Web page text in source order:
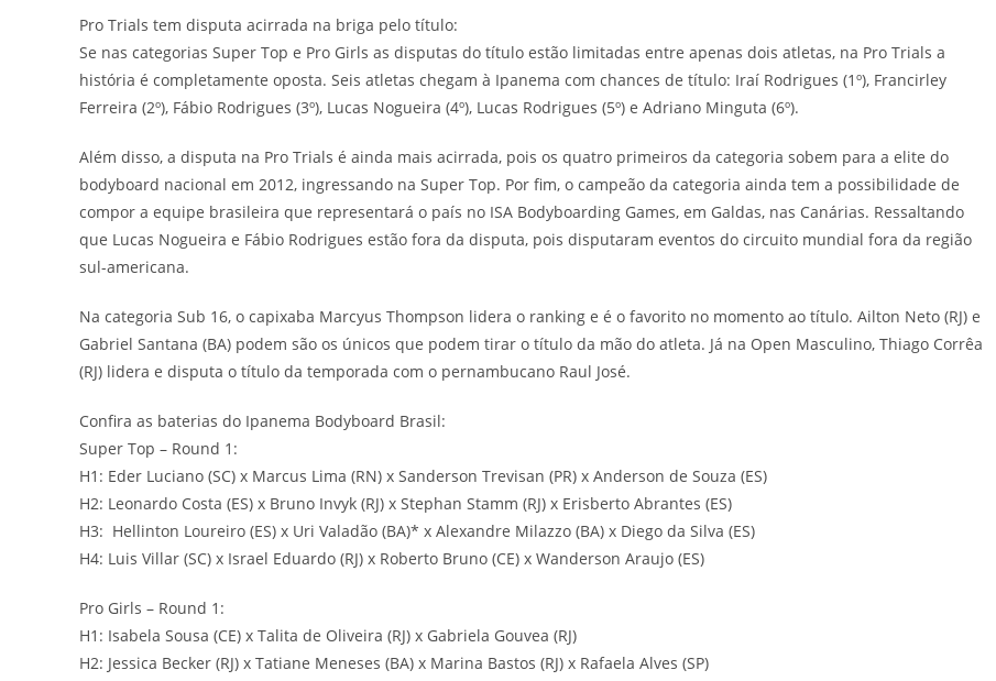
Pro Trials tem disputa acirrada na briga pelo título:
Se nas categorias Super Top e Pro Girls as disputas do título estão limitadas entre apenas dois atletas, na Pro Trials a
história é completamente oposta. Seis atletas chegam à Ipanema com chances de título: Iraí Rodrigues (1º), Francirley
Ferreira (2º), Fábio Rodrigues (3º), Lucas Nogueira (4º), Lucas Rodrigues (5º) e Adriano Minguta (6º).
Além disso, a disputa na Pro Trials é ainda mais acirrada, pois os quatro primeiros da categoria sobem para a elite do
bodyboard nacional em 2012, ingressando na Super Top. Por fim, o campeão da categoria ainda tem a possibilidade de
compor a equipe brasileira que representará o país no ISA Bodyboarding Games, em Galdas, nas Canárias. Ressaltando
que Lucas Nogueira e Fábio Rodrigues estão fora da disputa, pois disputaram eventos do circuito mundial fora da região
sul-americana.
Na categoria Sub 16, o capixaba Marcyus Thompson lidera o ranking e é o favorito no momento ao título. Ailton Neto (RJ) e
Gabriel Santana (BA) podem são os únicos que podem tirar o título da mão do atleta. Já na Open Masculino, Thiago Corrêa
(RJ) lidera e disputa o título da temporada com o pernambucano Raul José.
Confira as baterias do Ipanema Bodyboard Brasil:
Super Top – Round 1:
H1: Eder Luciano (SC) x Marcus Lima (RN) x Sanderson Trevisan (PR) x Anderson de Souza (ES)
H2: Leonardo Costa (ES) x Bruno Invyk (RJ) x Stephan Stamm (RJ) x Erisberto Abrantes (ES)
H3: Hellinton Loureiro (ES) x Uri Valadão (BA)* x Alexandre Milazzo (BA) x Diego da Silva (ES)
H4: Luis Villar (SC) x Israel Eduardo (RJ) x Roberto Bruno (CE) x Wanderson Araujo (ES)
Pro Girls – Round 1:
H1: Isabela Sousa (CE) x Talita de Oliveira (RJ) x Gabriela Gouvea (RJ)
H2: Jessica Becker (RJ) x Tatiane Meneses (BA) x Marina Bastos (RJ) x Rafaela Alves (SP)